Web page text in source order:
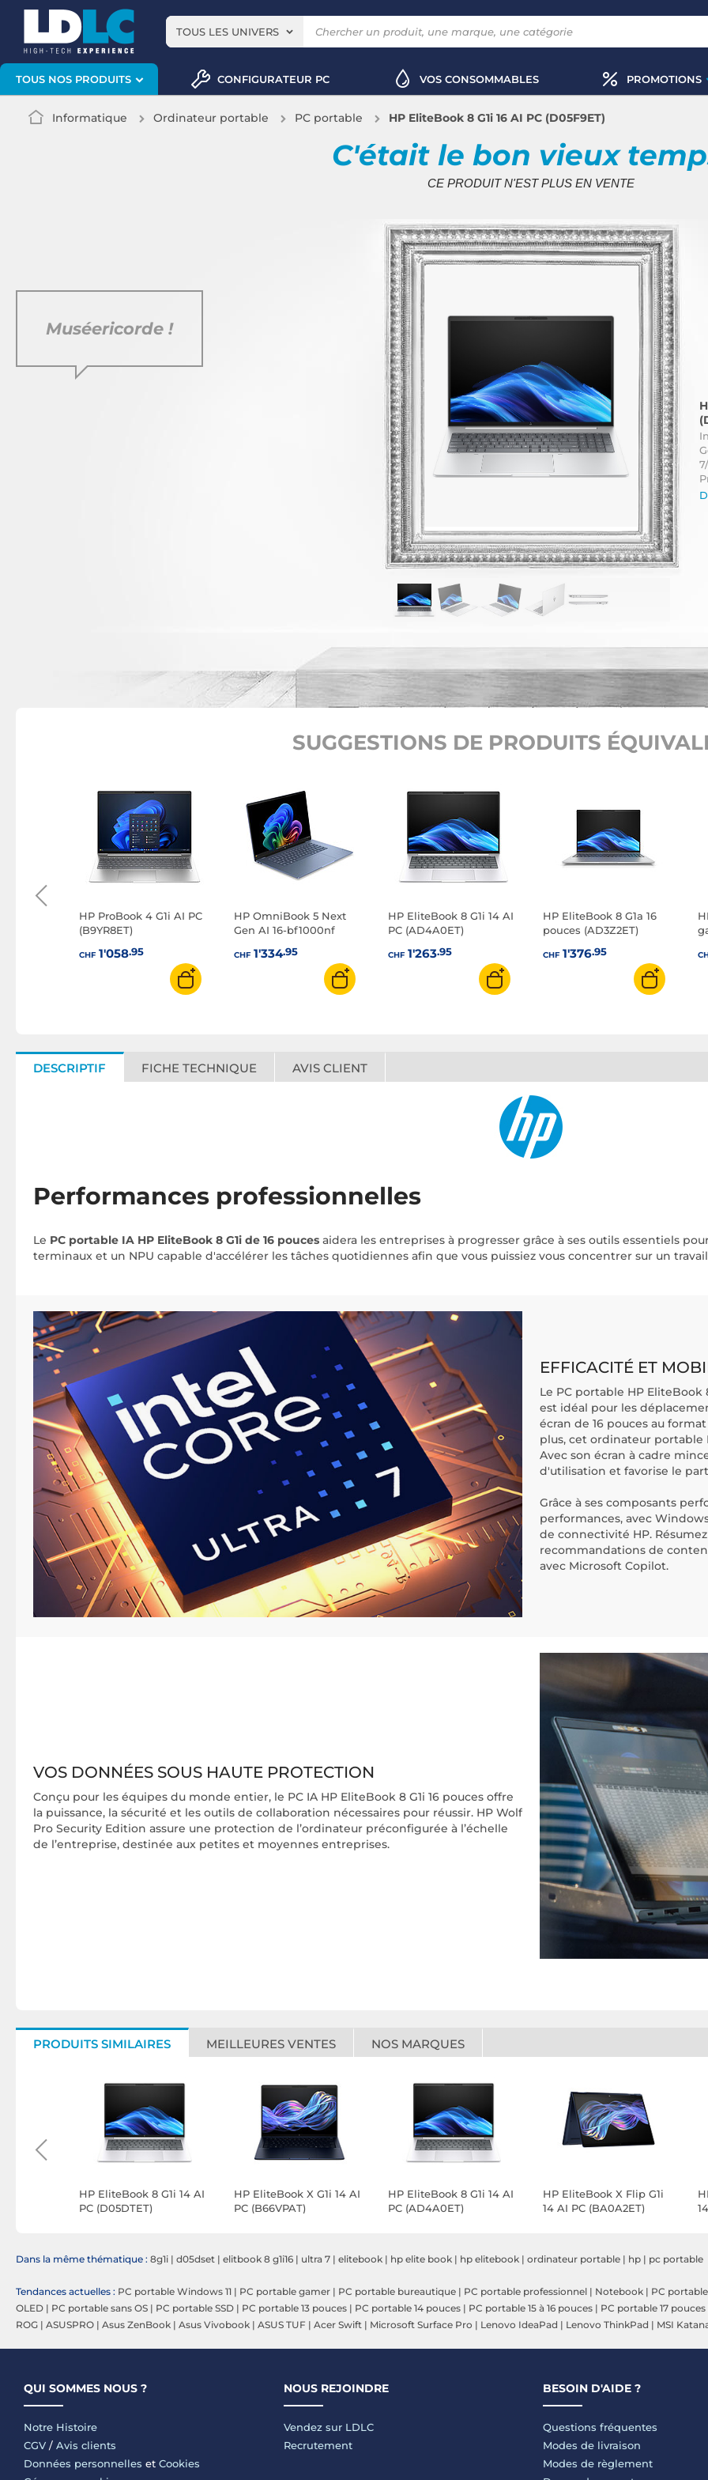
TOUS LES UNIVERS
TOUS NOS PRODUITS CONFIGURATEUR PC VOS CONSOMMABLES PROMOTIONS
Informatique Ordinateur portable PC portable HP EliteBook 8 G1i 16 AI PC (D05F9ET)
C'était le bon vieux
CE PRODUIT N'EST PLUS EN VENTE
Muséericorde !
SUGGESTIONS DE PRODUITS
HP ProBook 4 G1i AI PC
(B9YR8ET)
CHF1'058.95
HP OmniBook 5 Next
Gen AI 16-bf1000nf
CHF1'334.95
HP EliteBook 8 G1i 14 AI
PC (AD4A0ET)
CHF1'263.95
HP EliteBook 8 G1a 16
pouces (AD3Z2ET)
CHF1'376.95
DESCRIPTIF FICHE TECHNIQUE AVIS CLIENT
Performances professionnelles
Le PC portable IA HP EliteBook 8 G1i de 16 pouces aidera les entreprises à progresser grâce à ses outils essentiels
terminaux et un NPU capable d'accélérer les tâches quotidiennes afin que vous puissiez vous concentrer sur un
EFFICACITÉ ET
Le PC portable HP EliteBook
est idéal pour les
écran de 16 pouces au
plus, cet ordinateur portable
Avec son écran à cadre
d'utilisation et favorise le
Grâce à ses composants
performances, avec
de connectivité HP.
recommandations de
avec Microsoft Copilot.
VOS DONNÉES SOUS HAUTE PROTECTION
Conçu pour les équipes du monde entier, le PC IA HP EliteBook 8 G1i 16 pouces offre
la puissance, la sécurité et les outils de collaboration nécessaires pour réussir. HP Wolf
Pro Security Edition assure une protection de l’ordinateur préconfigurée à l’échelle
de l’entreprise, destinée aux petites et moyennes entreprises.
PRODUITS SIMILAIRES MEILLEURES VENTES NOS MARQUES
HP EliteBook 8 G1i 14 AI
PC (D05DTET)
HP EliteBook X G1i 14 AI
PC (B66VPAT)
HP EliteBook 8 G1i 14 AI
PC (AD4A0ET)
HP EliteBook X Flip G1i
14 AI PC (BA0A2ET)
Dans la même thématique : 8g1i | d05dset | elitbook 8 g1i16 | ultra 7 | elitebook | hp elite book | hp elitebook | ordinateur portable | hp | pc portable
Tendances actuelles : PC portable Windows 11 | PC portable gamer | PC portable bureautique | PC portable professionnel | Notebook | PC
OLED | PC portable sans OS | PC portable SSD | PC portable 13 pouces | PC portable 14 pouces | PC portable 15 à 16 pouces | PC portable 17 pouces
ROG | ASUSPRO | Asus ZenBook | Asus Vivobook | ASUS TUF | Acer Swift | Microsoft Surface Pro | Lenovo IdeaPad | Lenovo ThinkPad | MSI
QUI SOMMES NOUS ?
Notre Histoire
CGV / Avis clients
Données personnelles et Cookies
NOUS REJOINDRE
Vendez sur LDLC
Recrutement
BESOIN D'AIDE ?
Questions fréquentes
Modes de livraison
Modes de règlement